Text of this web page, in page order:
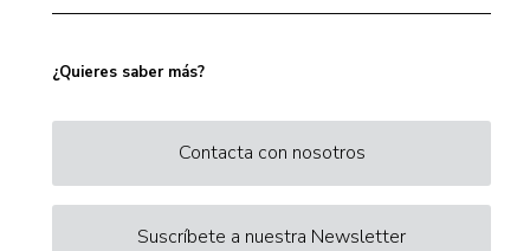
¿Quieres saber más?
Contacta con nosotros
Suscríbete a nuestra Newsletter